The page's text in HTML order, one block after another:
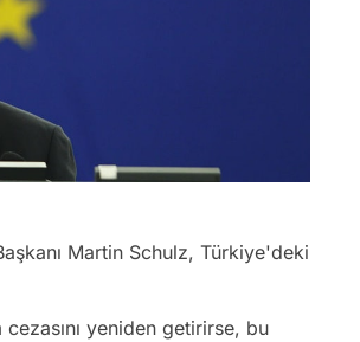
Martin Schulz, Türkiye'deki
yeniden getirirse, bu